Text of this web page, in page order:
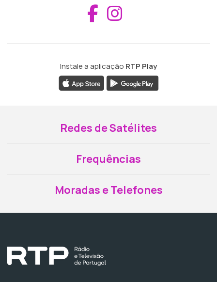
Aceder ao
Instale a aplicação RTP Play
Redes de Satélites
Frequências
Moradas e Telefones